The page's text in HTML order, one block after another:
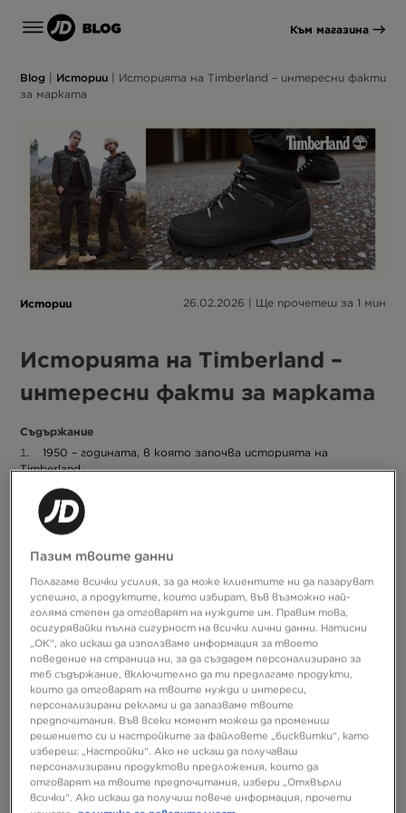
Към магазина
Blog | Истории | Историята на Timberland – интересни факти
за марката
Истории 26.02.2026 | Ще прочетеш за 1 мин
Историята на Timberland –
интересни факти за марката
Съдържание
1950 – годината, в която започва историята на
Timberland
Технологична революция
Timberland – грижа за природата
история за обувки, която не само продължава и до днес, но
и с всеки изминал ден се развива все повече.
Благодарение
на чирака Нейтън Шварц създадената от него марка
Timberland се превръща в един от най-важните брандове,
които предлагат обувки, дрехи и аксесоари в туристически
стил.Как е започнало всичко и как изглежда цялата история
на марката Timberland? Чети нататък!
1950 – годината, в която започва историята
на Timberland
Отговорният за успеха наTimberland– Нейтън Шварц –
започва кариерата си като обикновен обущар, а в обувната
индустрия, преди да стане бизнесмен, преминава през всяко
стъпало на кариерата. Благодарение на огромните знания,
Пазим твоите данни
Полагаме всички усилия, за да може клиентите ни да пазаруват
успешно, а продуктите, които избират, във възможно най-
голяма степен да отговарят на нуждите им. Правим това,
осигурявайки пълна сигурност на всички лични данни. Натисни
„ОК“, ако искаш да използваме информация за твоето
поведение на страница ни, за да създадем персонализирано за
теб съдържание, включително да ти предлагаме продукти,
които да отговарят на твоите нужди и интереси,
персонализирани реклами и да запазваме твоите
предпочитания. Във всеки момент можеш да промениш
решението си и настройките за файловете „бисквитки“, като
избереш: „Настройки“. Ако не искаш да получаваш
персонализирани продуктови предложения, които да
отговарят на твоите предпочитания, избери „Отхвърли
всички“. Ако искаш да получиш повече информация, прочети